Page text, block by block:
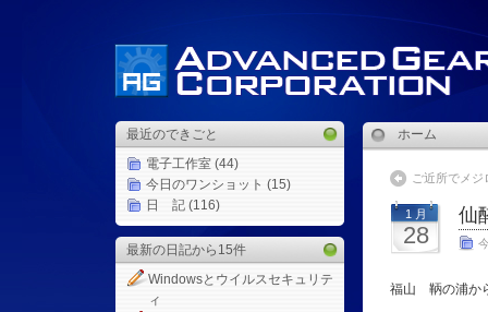
最近のできごと
電子工作室 (44)
今日のワンショット (15)
日 記 (116)
最新の日記から15件
Windowsとウイルスセキュリテ
ィ
ホーム
ご近所でメジ
1 月
28
仙
福山 鞆の浦か